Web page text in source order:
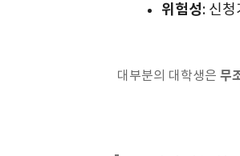
위험성: 신
대부분의 대학생은 무